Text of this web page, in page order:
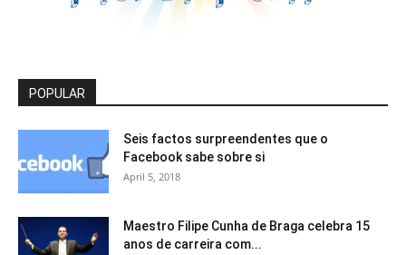
POPULAR
Seis factos surpreendentes que o
Facebook sabe sobre si
April 5, 2018
Maestro Filipe Cunha de Braga celebra 15
anos de carreira com...